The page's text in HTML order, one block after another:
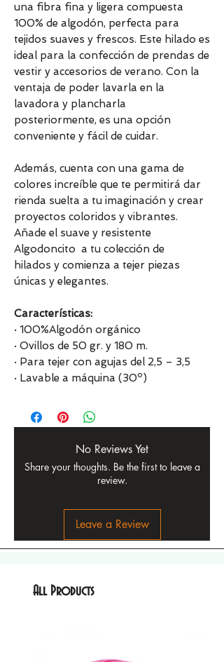
una fibra fina y ligera compuesta
100% de algodón, perfecta para
tejidos suaves y frescos. Este hilado es
ideal para la confección de prendas de
vestir y accesorios de verano. Con la
ventaja de poder lavarla en la
lavadora y plancharla
posteriormente, es una opción
conveniente y fácil de cuidar.
Además, cuenta con una gama de
colores increíble que te permitirá dar
rienda suelta a tu imaginación y crear
proyectos coloridos y vibrantes.
Añade el suave y resistente
Algodoncito a tu colección de
hilados y comienza a tejer piezas
únicas y elegantes.
Características:
· 100%Algodón orgánico
· Ovillos de 50 gr. y 180 m.
· Para tejer con agujas del 2,5 – 3,5
· Lavable a máquina (30º)
No Reviews Yet
Share your thoughts. Be the first to leave a
review.
Leave a Review
All Products